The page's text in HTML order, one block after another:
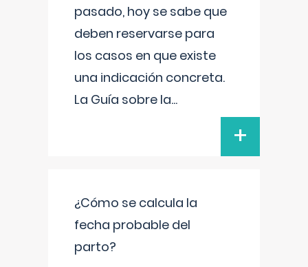
pasado, hoy se sabe que
deben reservarse para
los casos en que existe
una indicación concreta.
La Guía sobre la...
+
¿Cómo se calcula la
fecha probable del
parto?